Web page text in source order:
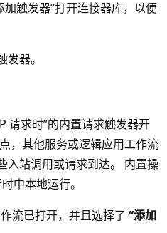
触发器”打开连接器库，以便
器。
请求时”的内置请求触发器开
，其他服务或逻辑应用工作流
入站调用或请求到达。 内置操
中本地运行。
流已打开，并且选择了 “添加